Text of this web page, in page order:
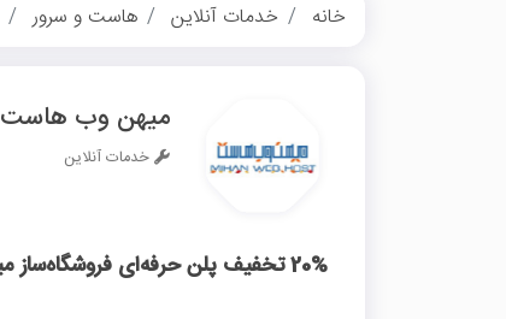
خانه خدمات آنلاین هاست و سرور
میهن وب هاست
خدمات آنلاین
20% تخفیف پلن حرفه‌ای فروشگاه‌ساز میهن وب هاست